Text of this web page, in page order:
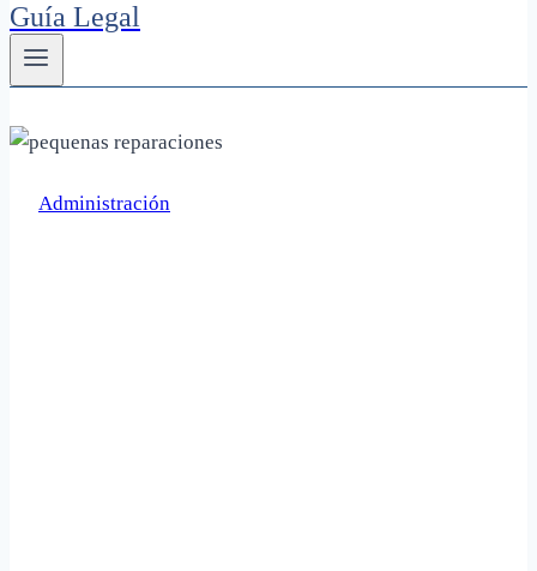
Guía Legal
Administración